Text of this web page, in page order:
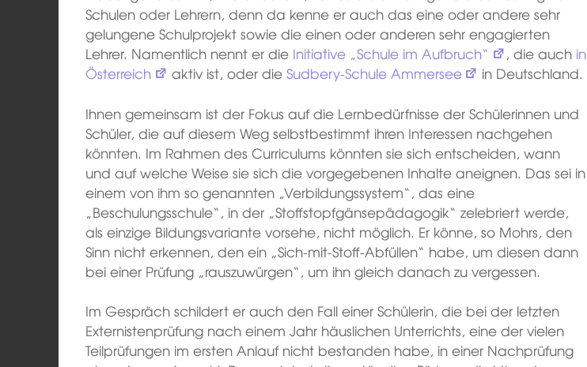
Schulen oder Lehrern, denn da kenne er auch das eine oder andere sehr
gelungene Schulprojekt sowie die einen oder anderen sehr engagierten
Lehrer. Namentlich nennt er die Initiative „Schule im Aufbruch“ , die auch in
Österreich
aktiv ist, oder die Sudbery-Schule Ammersee in Deutschland.
Ihnen gemeinsam ist der Fokus auf die Lernbedürfnisse der Schülerinnen und
Schüler, die auf diesem Weg selbstbestimmt ihren Interessen nachgehen
könnten. Im Rahmen des Curriculums könnten sie sich entscheiden, wann
und auf welche Weise sie sich die vorgegebenen Inhalte aneignen. Das sei in
einem von ihm so genannten „Verbildungssystem“, das eine
„Beschulungsschule“, in der „Stoffstopfgänsepädagogik“ zelebriert werde,
als einzige Bildungsvariante vorsehe, nicht möglich. Er könne, so Mohrs, den
Sinn nicht erkennen, den ein „Sich-mit-Stoff-Abfüllen“ habe, um diesen dann
bei einer Prüfung „rauszuwürgen“, um ihn gleich danach zu vergessen.
Im Gespräch schildert er auch den Fall einer Schülerin, die bei der letzten
Externistenprüfung nach einem Jahr häuslichen Unterrichts, eine der vielen
Teilprüfungen im ersten Anlauf nicht bestanden habe, in einer Nachprüfung